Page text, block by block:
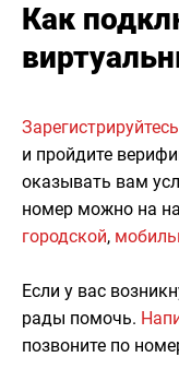
Как
и пройдите
оказывать вам
номер можно на
городской,
Если у вас
рады помочь.
позвоните по